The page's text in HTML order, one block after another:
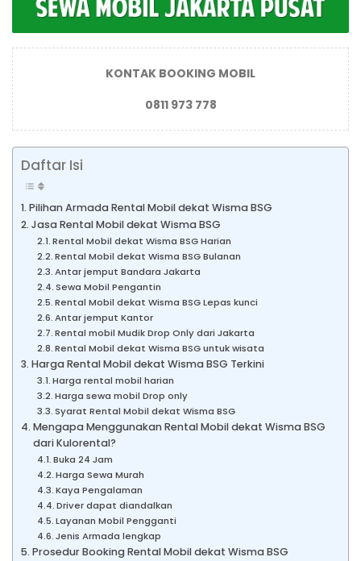
KONTAK BOOKING MOBIL
0811 973 778
Daftar Isi
Pilihan Armada Rental Mobil dekat Wisma BSG
Jasa Rental Mobil dekat Wisma BSG
Rental Mobil dekat Wisma BSG Harian
Rental Mobil dekat Wisma BSG Bulanan
Antar jemput Bandara Jakarta
Sewa Mobil Pengantin
Rental Mobil dekat Wisma BSG Lepas kunci
Antar jemput Kantor
Rental mobil Mudik Drop Only dari Jakarta
Rental Mobil dekat Wisma BSG untuk wisata
Harga Rental Mobil dekat Wisma BSG Terkini
Harga rental mobil harian
Harga sewa mobil Drop only
Syarat Rental Mobil dekat Wisma BSG
Mengapa Menggunakan Rental Mobil dekat Wisma BSG
dari Kulorental?
Buka 24 Jam
Harga Sewa Murah
Kaya Pengalaman
Driver dapat diandalkan
Layanan Mobil Pengganti
Jenis Armada lengkap
Prosedur Booking Rental Mobil dekat Wisma BSG